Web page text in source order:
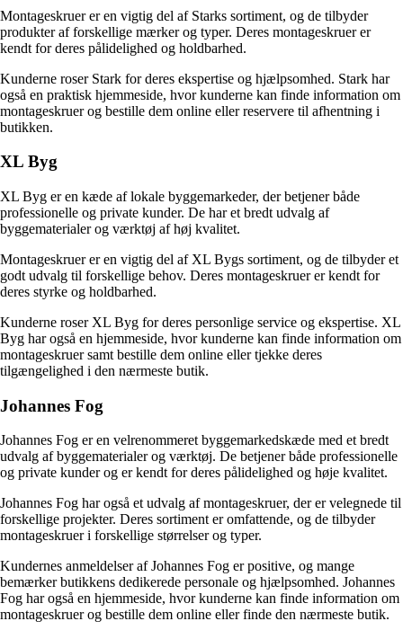
Montageskruer er en vigtig del af Starks sortiment, og de tilbyder
produkter af forskellige mærker og typer. Deres montageskruer er
kendt for deres pålidelighed og holdbarhed.
Kunderne roser Stark for deres ekspertise og hjælpsomhed. Stark har
også en praktisk hjemmeside, hvor kunderne kan finde information om
montageskruer og bestille dem online eller reservere til afhentning i
butikken.
XL Byg
XL Byg er en kæde af lokale byggemarkeder, der betjener både
professionelle og private kunder. De har et bredt udvalg af
byggematerialer og værktøj af høj kvalitet.
Montageskruer er en vigtig del af XL Bygs sortiment, og de tilbyder et
godt udvalg til forskellige behov. Deres montageskruer er kendt for
deres styrke og holdbarhed.
Kunderne roser XL Byg for deres personlige service og ekspertise. XL
Byg har også en hjemmeside, hvor kunderne kan finde information om
montageskruer samt bestille dem online eller tjekke deres
tilgængelighed i den nærmeste butik.
Johannes Fog
Johannes Fog er en velrenommeret byggemarkedskæde med et bredt
udvalg af byggematerialer og værktøj. De betjener både professionelle
og private kunder og er kendt for deres pålidelighed og høje kvalitet.
Johannes Fog har også et udvalg af montageskruer, der er velegnede til
forskellige projekter. Deres sortiment er omfattende, og de tilbyder
montageskruer i forskellige størrelser og typer.
Kundernes anmeldelser af Johannes Fog er positive, og mange
bemærker butikkens dedikerede personale og hjælpsomhed. Johannes
Fog har også en hjemmeside, hvor kunderne kan finde information om
montageskruer og bestille dem online eller finde den nærmeste butik.